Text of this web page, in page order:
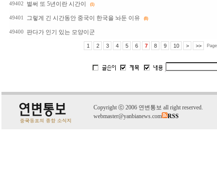
49402 벌써 또 5년이란 시간이 (1)
49401 그렇게 긴 시간동안 중국이 한국을 놔둔 이유 (8)
49400 판다가 인기 있는 모양이군
1 2 3 4 5 6 7 8 9 10 > >>
Copyright ⓒ 2006 연변통보 all right reserved.
webmaster@yanbianews.com
RSS